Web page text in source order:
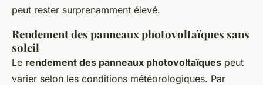
peut rester surprenamment élevé.
Rendement des panneaux photovoltaïques sans
soleil
Le rendement des panneaux photovoltaïques peut
varier selon les conditions météorologiques. Par